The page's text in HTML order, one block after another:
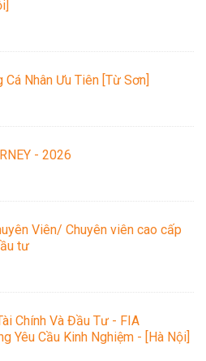
Cá Nhân Ưu Tiên [Từ Sơn]
- 2026
Viên/ Chuyên viên cao cấp
tư
Chính Và Đầu Tư - FIA
Yêu Cầu Kinh Nghiệm - [Hà Nội]